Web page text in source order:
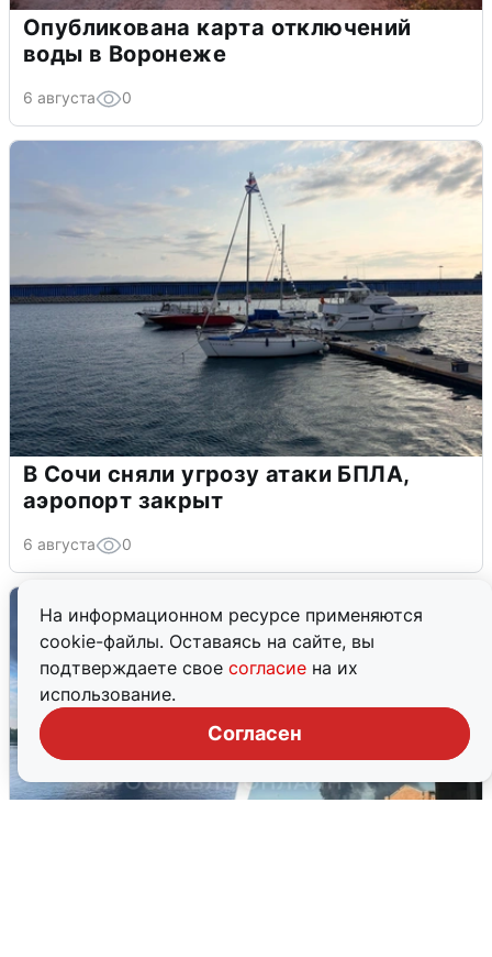
На информационном ресурсе применяются
cookie-файлы. Оставаясь на сайте, вы
подтверждаете свое согласие на их
использование.
Согласен
Опубликована карта отключений
воды в Воронеже
6 августа 0
В Сочи сняли угрозу атаки БПЛА,
аэропорт закрыт
6 августа 0